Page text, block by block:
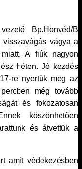
Bp.Honvéd/B
visszavágás vágya a
A fiúk nagyon
héten. Jó kezdés
re nyertük meg az
még tovább
és fokozatosan
köszönhetően
és átvettük a
amit védekezésben